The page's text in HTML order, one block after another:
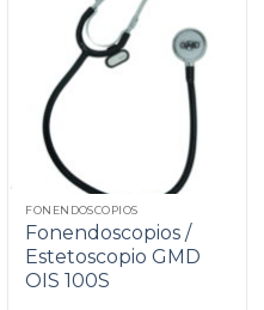
FONENDOSCOPIOS
Fonendoscopios /
Estetoscopio GMD
OIS 100S